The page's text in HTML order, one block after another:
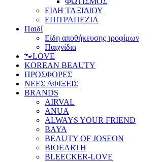
ΕΙΔΗ ΤΑΞΙΔΙΟΥ
ΕΠΙΤΡΑΠΕΖΙΑ
Παιδί
Είδη αποθήκευσης τροφίμων
Παιχνίδια
🐾LOVE
KOREAN BEAUTY
ΠΡΟΣΦΟΡΕΣ
ΝΕΕΣ ΑΦΙΞΕΙΣ
BRANDS
AIRVAL
ANUA
ALWAYS YOUR FRIEND
BAYA
BEAUTY OF JOSEON
BIOEARTH
BLEECKER-LOVE